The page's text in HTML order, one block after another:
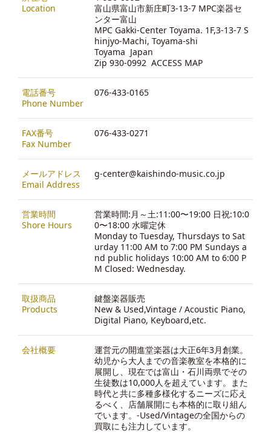
Location
富山県富山市新庄町3-13-7 MPC楽器セ
ンター富山
MPC Gakki-Center Toyama. 1F,3-13-7 S
hinjyo-Machi, Toyama-shi
Toyama Japan
Zip 930-0992 ACCESS MAP
電話番号
Phone Number
076-433-0165
FAX番号
Fax Number
076-433-0271
メールアドレス
Email Address
g-center@kaishindo-music.co.jp
営業時間
Shore Hours
営業時間:月～土:11:00〜19:00 日祝:10:0
0〜18:00 水曜定休
Monday to Tuesday, Thursdays to Sat
urday 11:00 AM to 7:00 PM Sundays a
nd public holidays 10:00 AM to 6:00 P
M Closed: Wednesday.
取扱商品
Products
鍵盤楽器販売
New & Used,Vintage / Acoustic Piano,
Digital Piano, Keyboard,etc.
会社概要
運営元の開進堂楽器は大正6年3月創業。
幼児から大人までの音楽教室を本格的に
展開し、現在では富山・石川両県でその
生徒数は10,000人を超えています。また
時代と共に多種多様化するニーズに応え
るべく、店舗展開にも本格的に取り組ん
でいます。-Used/Vintageの全国からの
買取にも注力しています。